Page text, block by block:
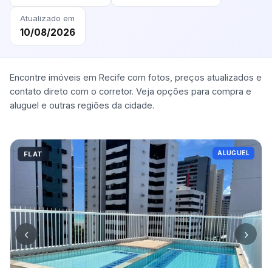
Atualizado em
10/08/2026
Encontre imóveis em Recife com fotos, preços atualizados e
contato direto com o corretor. Veja opções para compra e
aluguel e outras regiões da cidade.
FLAT ALUGUEL
‹ ›